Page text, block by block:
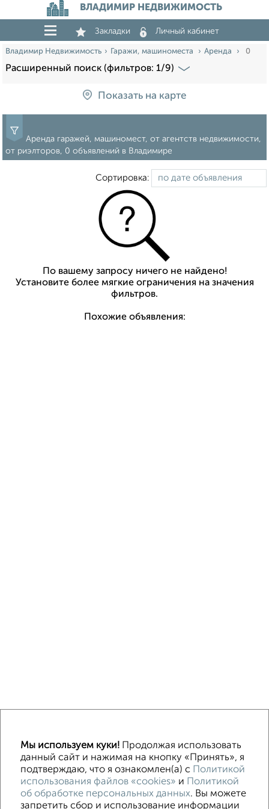
ВЛАДИМИР НЕДВИЖИМОСТЬ
Закладки Личный кабинет
Владимир Недвижимость Гаражи, машиноместа Аренда 0
Расширенный поиск (фильтров: 1/9)
Показать на карте
Аренда гаражей, машиномест, от агентств недвижимости,
от риэлторов, 0 объявлений в Владимире
Сортировка:
По вашему запросу ничего не найдено!
Установите более мягкие ограничения на значения
фильтров.
Похожие объявления:
Машиноместа в паркинге Без посредников
Контакты
Политика конфиденциальности
Пользовательское соглашение
Владимир, проспект Ленина 5
Мы используем куки! Продолжая использовать
данный сайт и нажимая на кнопку «Принять», я
подтверждаю, что я ознакомлен(а) с Политикой
использования файлов «cookies» и Политикой
об обработке персональных данных. Вы можете
запретить сбор и использование информации